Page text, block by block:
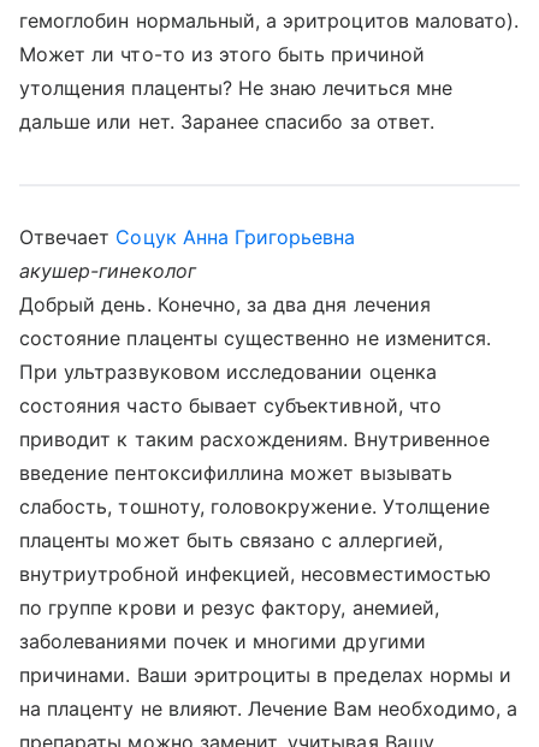
гемоглобин нормальный, а эритроцитов маловато).
Может ли что-то из этого быть причиной
утолщения плаценты? Не знаю лечиться мне
дальше или нет. Заранее спасибо за ответ.
Отвечает Соцук Анна Григорьевна
акушер-гинеколог
Добрый день. Конечно, за два дня лечения
состояние плаценты существенно не изменится.
При ультразвуковом исследовании оценка
состояния часто бывает субъективной, что
приводит к таким расхождениям. Внутривенное
введение пентоксифиллина может вызывать
слабость, тошноту, головокружение. Утолщение
плаценты может быть связано с аллергией,
внутриутробной инфекцией, несовместимостью
по группе крови и резус фактору, анемией,
заболеваниями почек и многими другими
причинами. Ваши эритроциты в пределах нормы и
на плаценту не влияют. Лечение Вам необходимо, а
препараты можно заменит, учитывая Вашу